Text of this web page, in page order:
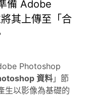
備 Adobe
其上傳至「合
Photoshop
資料」節
生以影像為基礎的